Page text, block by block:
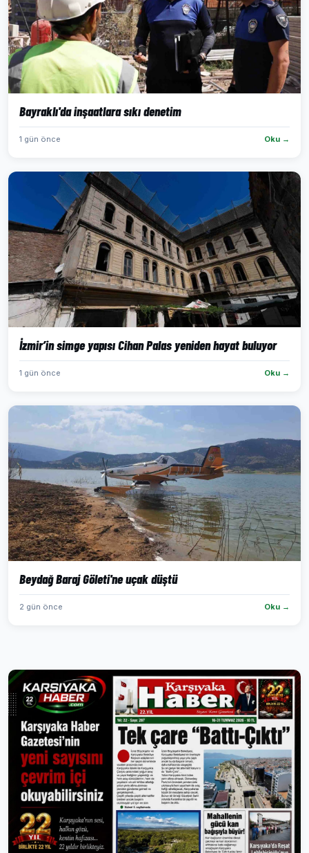
Bayraklı'da inşaatlara sıkı denetim
1 gün önce Oku →
İzmir’in simge yapısı Cihan Palas yeniden hayat buluyor
1 gün önce Oku →
Beydağ Baraj Göleti'ne uçak düştü
2 gün önce Oku →